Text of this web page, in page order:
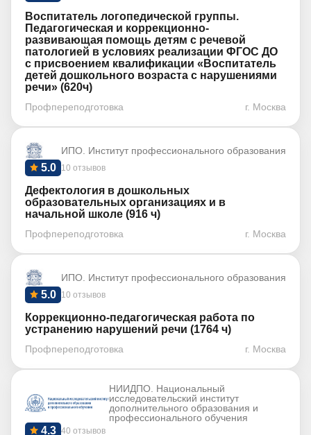
Воспитатель логопедической группы.
Педагогическая и коррекционно-
развивающая помощь детям с речевой
патологией в условиях реализации ФГОС ДО
с присвоением квалификации «Воспитатель
детей дошкольного возраста с нарушениями
речи» (620ч)
Профпереподготовка г. Москва
ИПО. Институт профессионального образования
10 отзывов
5.0
Дефектология в дошкольных
образовательных организациях и в
начальной школе (916 ч)
Профпереподготовка г. Москва
ИПО. Институт профессионального образования
10 отзывов
5.0
Коррекционно-педагогическая работа по
устранению нарушений речи (1764 ч)
Профпереподготовка г. Москва
НИИДПО. Национальный
исследовательский институт
дополнительного образования и
профессионального обучения
40 отзывов
4.3